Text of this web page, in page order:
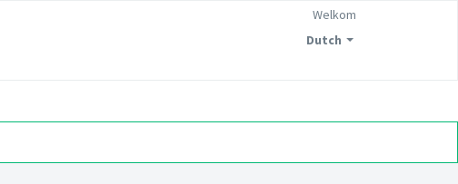
Dutch
Welkom